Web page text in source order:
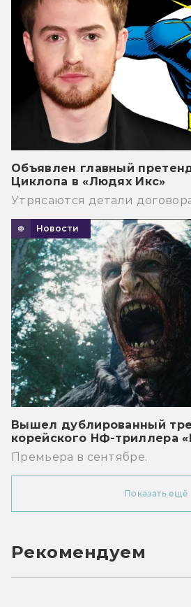
Объявлен главный
Циклопа в «Людях Икс»
Утрясаются детали
Новости
Вышел дублированный
корейского НФ-триллера
Премьера в сентябре.
Показать ещё
Рекомендуем